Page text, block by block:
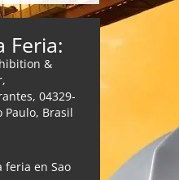
Feria:
&
04329-
Paulo, Brasil
feria en Sao